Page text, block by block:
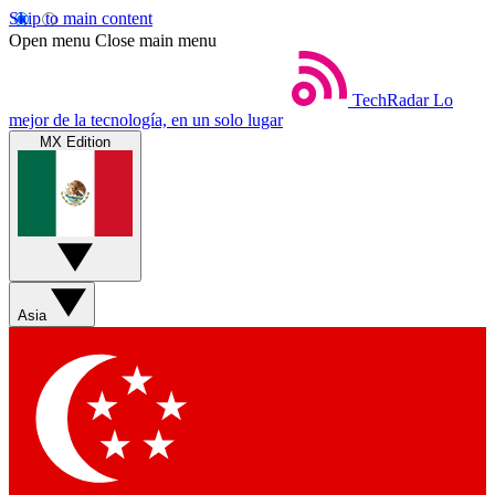
Skip to main content
Open menu Close main menu
TechRadar Lo
mejor de la tecnología, en un solo lugar
MX Edition
Asia